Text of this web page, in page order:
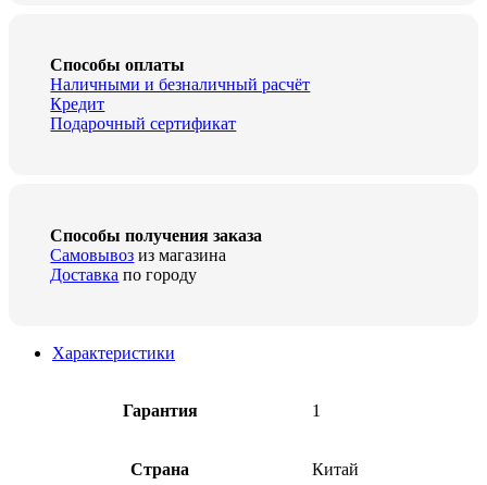
Способы оплаты
Наличными и безналичный расчёт
Кредит
Подарочный сертификат
Способы получения заказа
Самовывоз из магазина
Доставка по городу
Характеристики
Гарантия 1
Страна Китай